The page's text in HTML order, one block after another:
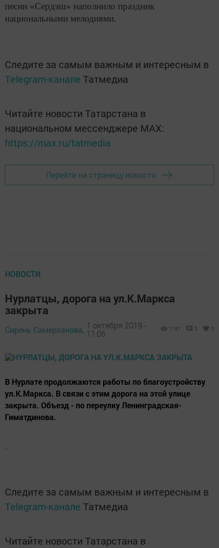
песни «Сердэш» наполнило праздник
национальными мелодиями.
Следите за самым важным и интересным в
Telegram-канале Татмедиа
Читайте новости Татарстана в
национальном мессенджере MАХ:
https://max.ru/tatmedia
Перейти на страницу новости
НОВОСТИ
Нурлатцы, дорога на ул.К.Маркса
закрыта
Сирень Самерханова, 1 октября 2019 -
11:06
1181 0 0
В Нурлате продолжаются работы по благоустройству
ул.К.Маркса. В связи с этим дорога на этой улице
закрыта. Объезд - по переулку Ленинградская-
Гиматдинова.
.
Следите за самым важным и интересным в
Telegram-канале Татмедиа
Читайте новости Татарстана в